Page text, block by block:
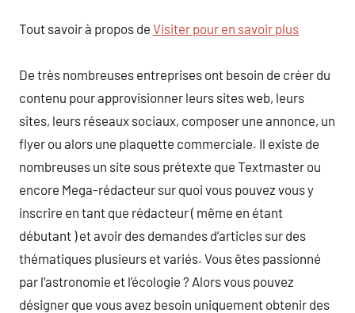
Tout savoir à propos de Visiter pour en savoir plus
De très nombreuses entreprises ont besoin de créer du
contenu pour approvisionner leurs sites web, leurs
sites, leurs réseaux sociaux, composer une annonce, un
flyer ou alors une plaquette commerciale. Il existe de
nombreuses un site sous prétexte que Textmaster ou
encore Mega-rédacteur sur quoi vous pouvez vous y
inscrire en tant que rédacteur ( même en étant
débutant ) et avoir des demandes d’articles sur des
thématiques plusieurs et variés. Vous êtes passionné
par l’astronomie et l’écologie ? Alors vous pouvez
désigner que vous avez besoin uniquement obtenir des